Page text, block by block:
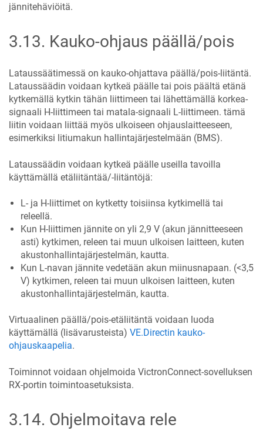
jännitehäviöitä.
3.13. Kauko-ohjaus päällä/pois
Lataussäätimessä on kauko-ohjattava päällä/pois-liitäntä.
Lataussäädin voidaan kytkeä päälle tai pois päältä etänä
kytkemällä kytkin tähän liittimeen tai lähettämällä korkea-
signaali H-liittimeen tai matala-signaali L-liittimeen. tämä
liitin voidaan liittää myös ulkoiseen ohjauslaitteeseen,
esimerkiksi litiumakun hallintajärjestelmään (BMS).
Lataussäädin voidaan kytkeä päälle useilla tavoilla
käyttämällä etäliitäntää/-liitäntöjä:
L- ja H-liittimet on kytketty toisiinsa kytkimellä tai
releellä.
Kun H-liittimen jännite on yli 2,9 V (akun jännitteeseen
asti) kytkimen, releen tai muun ulkoisen laitteen, kuten
akustonhallintajärjestelmän, kautta.
Kun L-navan jännite vedetään akun miinusnapaan. (<3,5
V) kytkimen, releen tai muun ulkoisen laitteen, kuten
akustonhallintajärjestelmän, kautta.
Virtuaalinen päällä/pois-etäliitäntä voidaan luoda
käyttämällä (lisävarusteista) VE.Directin kauko-
ohjauskaapelia.
Toiminnot voidaan ohjelmoida VictronConnect-sovelluksen
RX-portin toimintoasetuksista.
3.14. Ohjelmoitava rele